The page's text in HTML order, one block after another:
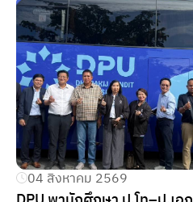
04 สิงหาคม 2569